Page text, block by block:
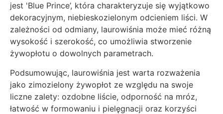
jest 'Blue Prince’, która charakteryzuje się wyjątkowo
dekoracyjnym, niebieskozielonym odcieniem liści. W
zależności od odmiany, laurowiśnia może mieć różną
wysokość i szerokość, co umożliwia stworzenie
żywopłotu o dowolnych parametrach.
Podsumowując, laurowiśnia jest warta rozważenia
jako zimozielony żywopłot ze względu na swoje
liczne zalety: ozdobne liście, odporność na mróz,
łatwość w formowaniu i pielęgnacji oraz korzyści